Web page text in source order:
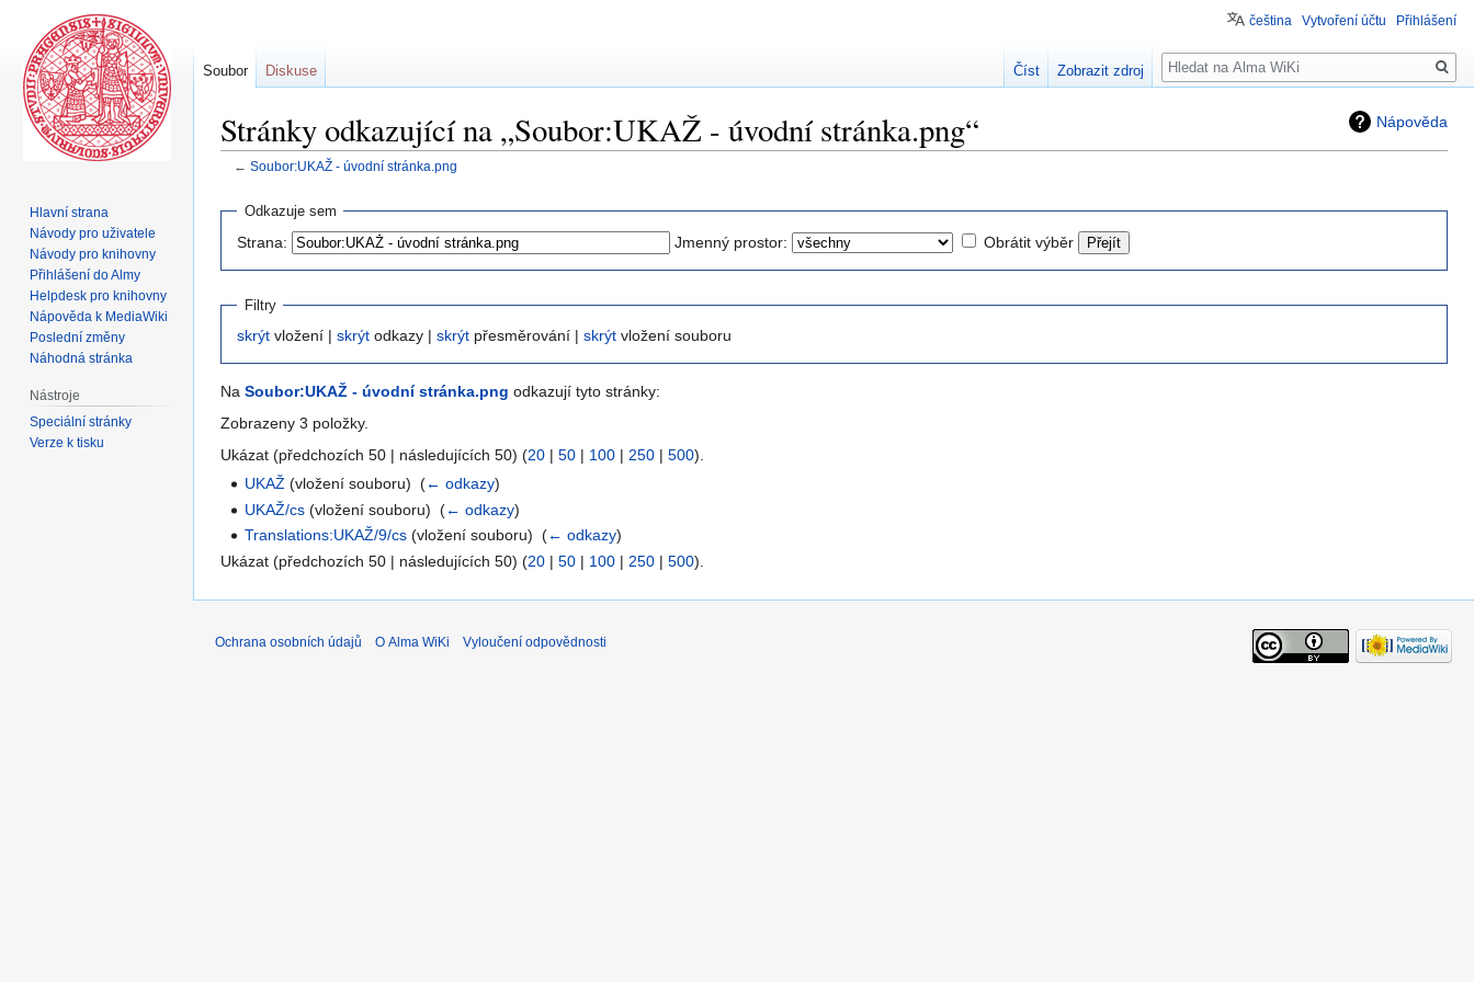
Nápověda
Stránky odkazující na „Soubor:UKAŽ - úvodní stránka.png“
← Soubor:UKAŽ - úvodní stránka.png
Skočit
navigaci
Skočit
vyhledávání
Odkazuje sem
Strana: Jmenný prostor: Obrátit výběr
Filtry
skrýt vložení | skrýt odkazy | skrýt přesměrování | skrýt vložení souboru
Na Soubor:UKAŽ - úvodní stránka.png odkazují tyto stránky:
Zobrazeny 3 položky.
Ukázat (předchozích 50 | následujících 50) (20 | 50 | 100 | 250 | 500).
UKAŽ (vložení souboru) ‎(← odkazy)
UKAŽ/cs (vložení souboru) ‎(← odkazy)
Translations:UKAŽ/9/cs (vložení souboru) ‎(← odkazy)
Ukázat (předchozích 50 | následujících 50) (20 | 50 | 100 | 250 | 500).
čeština Vytvoření účtu Přihlášení
Soubor Diskuse Číst Zobrazit zdroj
Hledat
Hlavní strana
Návody pro uživatele
Návody pro knihovny
Přihlášení do Almy
Helpdesk pro knihovny
Nápověda k MediaWiki
Poslední změny
Náhodná stránka
Nástroje
Speciální stránky
Verze k tisku
Ochrana osobních údajů O Alma WiKi Vyloučení odpovědnosti